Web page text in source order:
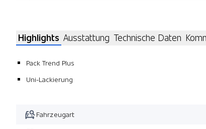
Highlights Ausstattung Technische Daten
Pack Trend Plus
Uni-Lackierung
Fahrzeugart